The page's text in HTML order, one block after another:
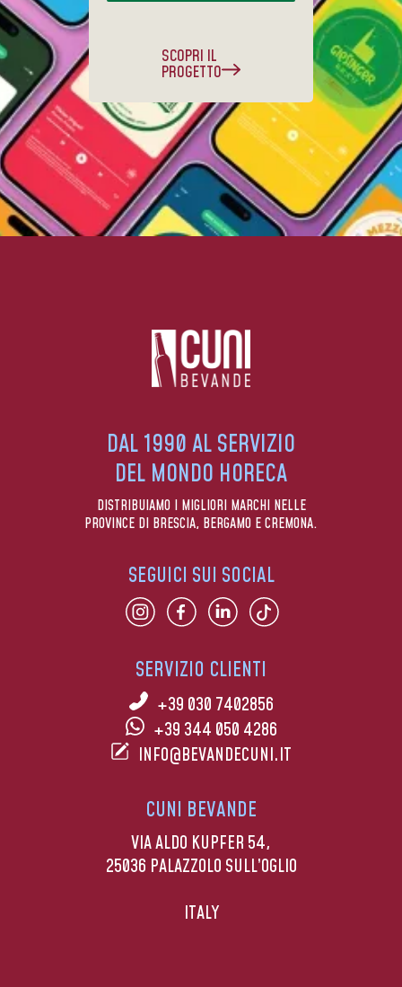
SCOPRI IL
PROGETTO
DAL 1990 AL SERVIZIO
DEL MONDO HORECA
DISTRIBUIAMO I MIGLIORI MARCHI NELLE
PROVINCE DI BRESCIA, BERGAMO E CREMONA.
SERVIZIO CLIENTI
+39 030 7402856
+39 344 050 4286
INFO@BEVANDECUNI.IT
CUNI BEVANDE
VIA ALDO KUPFER 54,
25036 PALAZZOLO SULL’OGLIO
ITALY
SEGUICI SUI SOCIAL